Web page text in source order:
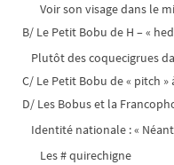
Voir son visage dans le
B/ Le Petit Bobu de H – «
Plutôt des coquecigrues
C/ Le Petit Bobu de « pitch »
D/ Les Bobus et la
Identité nationale : « Néant
Les # quirechigne